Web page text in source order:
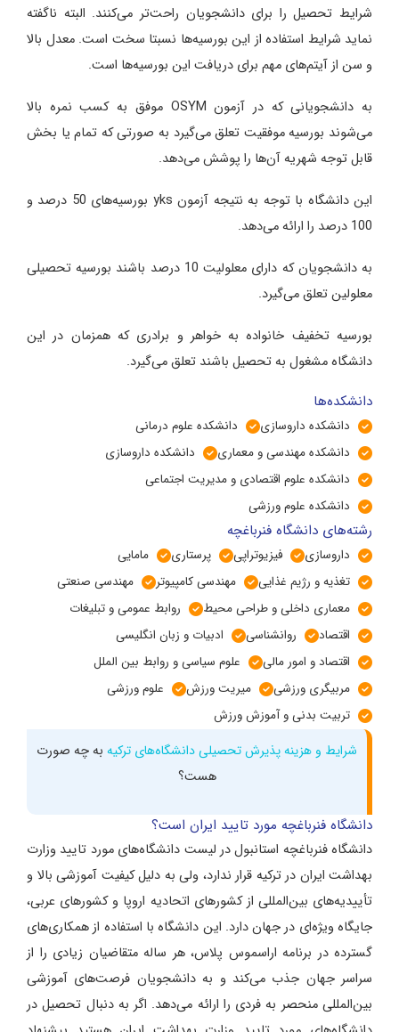
شرایط تحصیل را برای دانشجویان راحت‌تر می‌کنند. البته ناگفته
نماید شرایط استفاده از این بورسیه‌ها نسبتا سخت است. معدل بالا
و سن از آیتم‌های مهم برای دریافت این بورسیه‌ها است.
به دانشجویانی که در آزمون OSYM موفق به کسب نمره بالا
می‌شوند بورسیه موفقیت تعلق می‌گیرد به صورتی که تمام یا بخش
قابل توجه شهریه آن‌ها را پوشش می‌دهد.
این دانشگاه با توجه به نتیجه آزمون yks بورسیه‌های 50 درصد و
100 درصد را ارائه می‌دهد.
به دانشجویان که دارای معلولیت 10 درصد باشند بورسیه تحصیلی
معلولین تعلق می‌گیرد.
بورسیه تخفیف خانواده به خواهر و برادری که همزمان در این
دانشگاه مشغول به تحصیل باشند تعلق می‌گیرد.
دانشکده‌ها
دانشکده داروسازی
دانشکده علوم درمانی
دانشکده مهندسی و معماری
دانشکده داروسازی
دانشکده علوم اقتصادی و مدیریت اجتماعی
دانشکده علوم ورزشی
رشته‌های دانشگاه فنرباغچه
داروسازی فیزیوتراپی پرستاری
مامایی
تغذیه و رژیم غذایی
مهندسی کامپیوتر
مهندسی صنعتی
معماری داخلی و طراحی محیط
روابط عمومی و تبلیغات
اقتصاد
روانشناسی
ادبیات و زبان انگلیسی
اقتصاد و امور مالی
علوم سیاسی و روابط بین الملل
مربیگری ورزشی
میریت ورزش
علوم ورزشی
تربیت بدنی و آموزش ورزش
شرایط و هزینه پذیرش تحصیلی دانشگاه‌های ترکیه به چه صورت
هست؟
دانشگاه فنرباغچه مورد تایید ایران است؟
دانشگاه فنرباغچه استانبول در لیست دانشگاه‌های مورد تایید وزارت
بهداشت ایران در ترکیه قرار ندارد، ولی به دلیل کیفیت آموزشی بالا و
تأییدیه‌های بین‌المللی از کشورهای اتحادیه اروپا و کشورهای عربی،
جایگاه ویژه‌ای در جهان دارد. این دانشگاه با استفاده از همکاری‌های
گسترده در برنامه اراسموس پلاس، هر ساله متقاضیان زیادی را از
سراسر جهان جذب می‌کند و به دانشجویان فرصت‌های آموزشی
بین‌المللی منحصر به فردی را ارائه می‌دهد. اگر به دنبال تحصیل در